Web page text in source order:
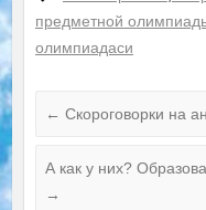
предметной
олимпиадаси
← Скороговорки на
А как у них?
→